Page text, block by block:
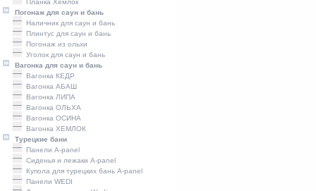
Планка Хемлок
Погонаж для саун и бань
Наличник для саун и бань
Плинтус для саун и бань
Погонаж из ольхи
Уголок для саун и бань
Вагонка для саун и бань
Вагонка КЕДР
Вагонка АБАШ
Вагонка ЛИПА
Вагонка ОЛЬХА
Вагонка ОСИНА
Вагонка ХЕМЛОК
Турецкие бани
Панели A-panel
Сиденья и лежаки A-panel
Купола для турецких бань A-panel
Панели WEDI